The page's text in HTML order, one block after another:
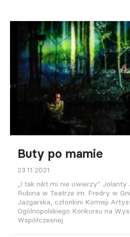
Buty po mamie
23.11.2021
„I tak nikt mi nie uwierzy”
Rubina w Teatrze im. Fredry w
Jazgarska, członkini Komisji
Ogólnopolskiego Konkursu na
Współczesnej.